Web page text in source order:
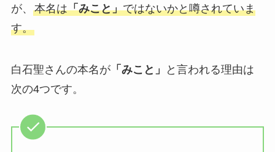
が、 本名は「みこと」ではないかと噂されていま
す。
白石聖さんの本名が「みこと」
と言われる理由は
次の4つです。